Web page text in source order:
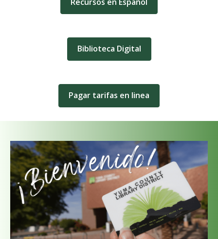
Biblioteca Digital
Pagar tarifas en linea
Call
to
Action